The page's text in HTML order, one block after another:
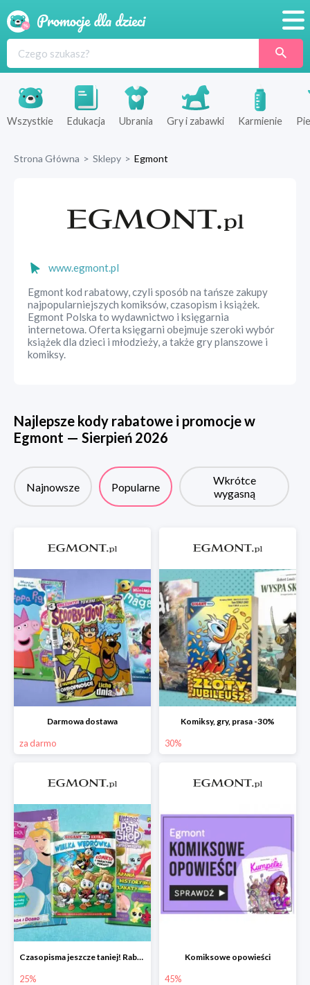
Produkty
Sklepy
Wszystkie Edukacja Ubrania Gry i zabawki Karmienie
Strona Główna > Sklepy > Egmont
www.egmont.pl
Egmont kod rabatowy, czyli sposób na tańsze zakupy
najpopularniejszych komiksów, czasopism i książek.
Egmont Polska to wydawnictwo i księgarnia
internetowa. Oferta księgarni obejmuje szeroki wybór
książek dla dzieci i młodzieży, a także gry planszowe i
komiksy.
Najlepsze kody rabatowe i promocje w
Egmont — Sierpień 2026
Najnowsze Popularne
Wkrótce
wygasną
Darmowa dostawa
za darmo
Komiksy, gry, prasa -30%
30%
Czasopisma jeszcze taniej! Rabat do -25%
25%
Komiksowe opowieści
45%